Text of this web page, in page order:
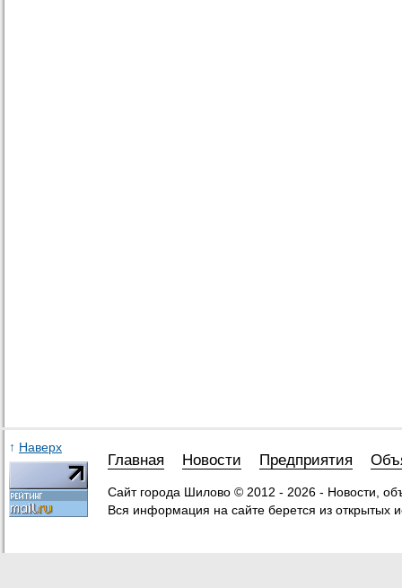
↑ Наверх
Главная Новости Предприятия
Сайт города Шилово © 2012 - 2026 - Новости,
Вся информация на сайте берется из открытых